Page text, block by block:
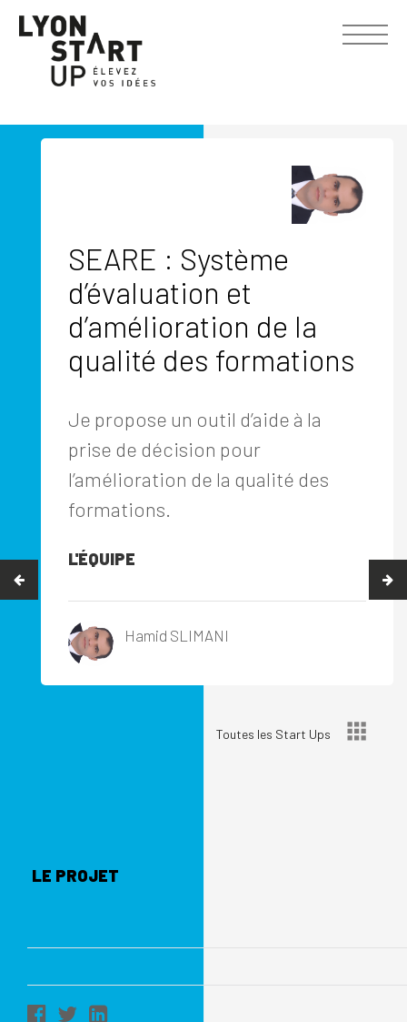
SEARE : Système
d’évaluation et
d’amélioration de la
qualité des formations
Je propose un outil d’aide à la
prise de décision pour
l’amélioration de la qualité des
formations.
L'ÉQUIPE
Hamid SLIMANI
Toutes les Start Ups
LE PROJET